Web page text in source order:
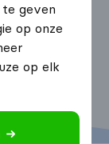
geven
op onze
op elk